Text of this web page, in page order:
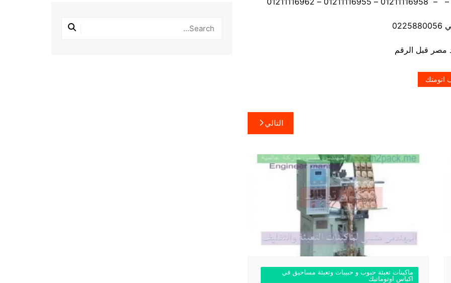
اتومتك
التالي
ماكينات تعبئة حبوب و حبيبات وتعبئة مساحيق في
اكياس اوتوماتيك